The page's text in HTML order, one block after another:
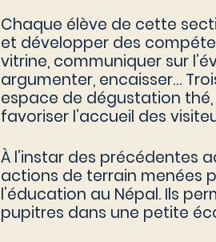
Chaque élève de cette
et développer des
vitrine, communiquer sur
argumenter, encaisser…
espace de dégustation
favoriser l’accueil des
À l’instar des précédentes
actions de terrain menées
l’éducation au Népal. Ils
pupitres dans une petite